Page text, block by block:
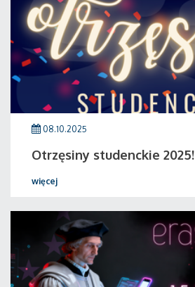
08.10.2025
Otrzęsiny studenckie 2025!
więcej